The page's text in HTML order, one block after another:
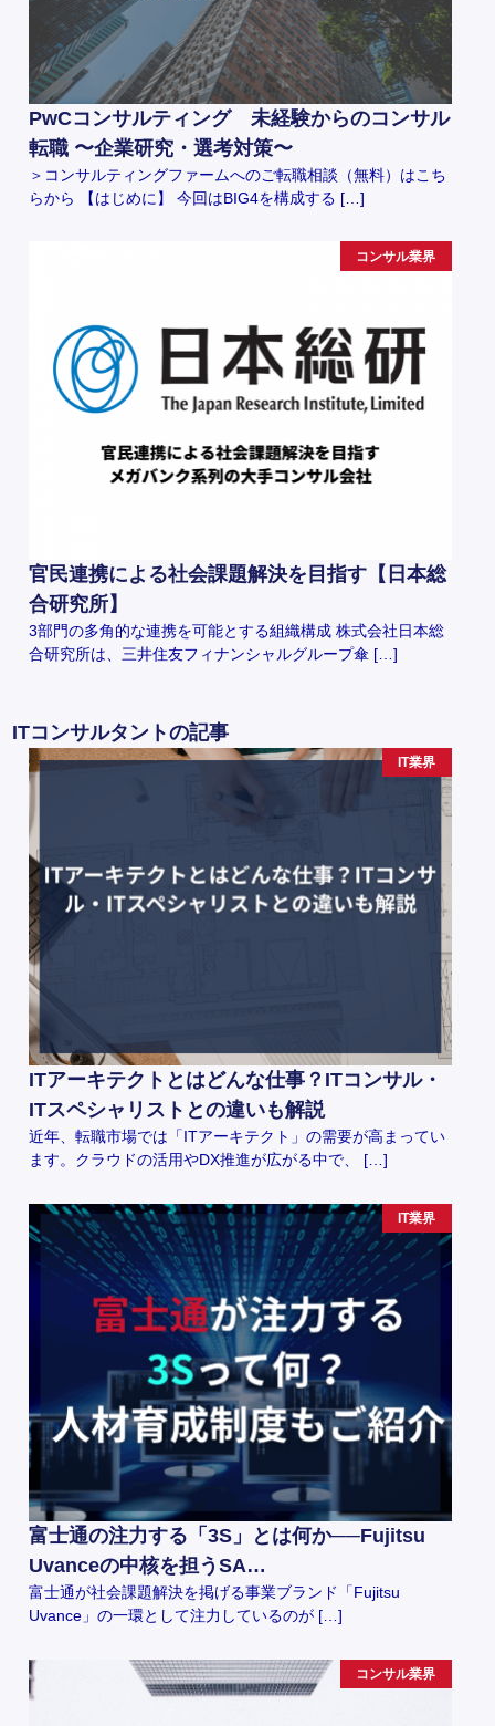
PwCコンサルティング 未経験からのコンサル
転職 〜企業研究・選考対策〜
＞コンサルティングファームへのご転職相談（無料）はこち
らから 【はじめに】 今回はBIG4を構成する […]
コンサル業界
官民連携による社会課題解決を目指す【日本総
合研究所】
3部門の多角的な連携を可能とする組織構成 株式会社日本総
合研究所は、三井住友フィナンシャルグループ傘 […]
ITコンサルタントの記事
IT業界
ITアーキテクトとはどんな仕事？ITコンサル・
ITスペシャリストとの違いも解説
近年、転職市場では「ITアーキテクト」の需要が高まってい
ます。クラウドの活用やDX推進が広がる中で、 […]
IT業界
富士通の注力する「3S」とは何か──Fujitsu
Uvanceの中核を担うSA…
富士通が社会課題解決を掲げる事業ブランド「Fujitsu
Uvance」の一環として注力しているのが […]
コンサル業界